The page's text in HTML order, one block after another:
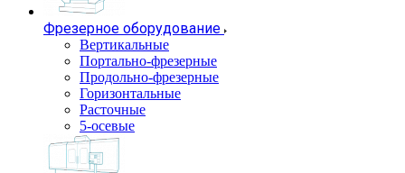
Фрезерное оборудование
Вертикальные
Портально-фрезерные
Продольно-фрезерные
Горизонтальные
Расточные
5-осевые